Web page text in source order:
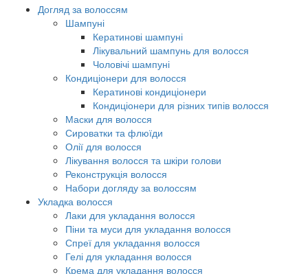
Догляд за волоссям
Шампуні
Кератинові шампуні
Лікувальний шампунь для волосся
Чоловічі шампуні
Кондиціонери для волосся
Кератинові кондиціонери
Кондиціонери для різних типів волосся
Маски для волосся
Сироватки та флюїди
Олії для волосся
Лікування волосся та шкіри голови
Реконструкція волосся
Набори догляду за волоссям
Укладка волосся
Лаки для укладання волосся
Піни та муси для укладання волосся
Спреї для укладання волосся
Гелі для укладання волосся
Крема для укладання волосся